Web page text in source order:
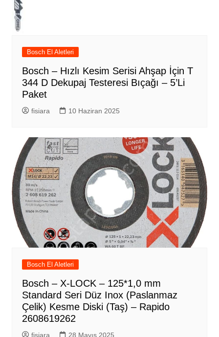
Bosch El Aletleri
Bosch – Hızlı Kesim Serisi Ahşap İçin T
344 D Dekupaj Testeresi Bıçağı – 5’Li
Paket
fisiara 10 Haziran 2025
Bosch El Aletleri
Bosch – X-LOCK – 125*1,0 mm
Standard Seri Düz Inox (Paslanmaz
Çelik) Kesme Diski (Taş) – Rapido
2608619262
fisiara 28 Mayıs 2025